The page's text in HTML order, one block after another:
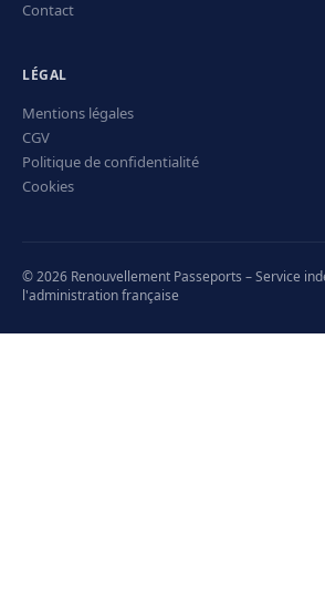
Contact
LÉGAL
Mentions légales
CGV
Politique de confidentialité
Cookies
© 2026 Renouvellement Passeports – Service
l'administration française